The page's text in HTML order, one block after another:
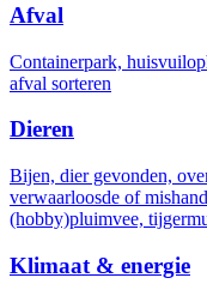
Afval
Containerpark,
afval sorteren
Dieren
Bijen, dier gevonden,
verwaarloosde of
(hobby)pluimvee,
Klimaat & energie